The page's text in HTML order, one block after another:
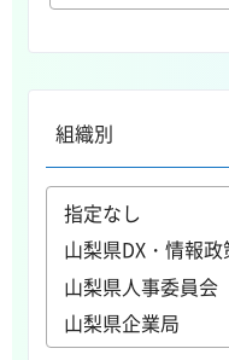
組織別